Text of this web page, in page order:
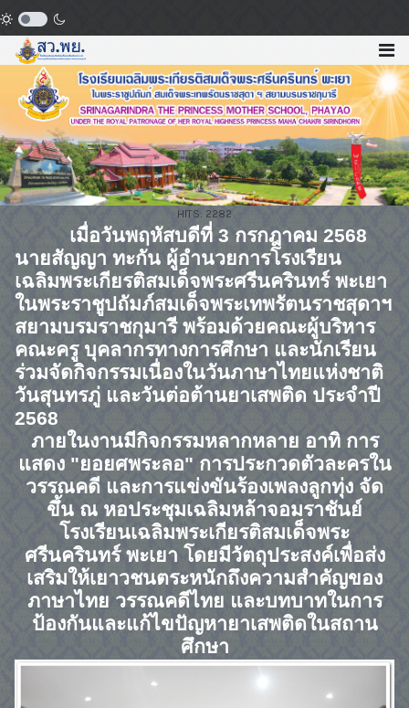
HITS: 2282
เมื่อวันพฤหัสบดีที่ 3 กรกฎาคม 2568
นายสัญญา ทะกัน ผู้อำนวยการโรงเรียน
เฉลิมพระเกียรติสมเด็จพระศรีนครินทร์ พะเยา
ในพระราชูปถัมภ์สมเด็จพระเทพรัตนราชสุดาฯ
สยามบรมราชกุมารี พร้อมด้วยคณะผู้บริหาร
คณะครู บุคลากรทางการศึกษา และนักเรียน
ร่วมจัดกิจกรรมเนื่องในวันภาษาไทยแห่งชาติ
วันสุนทรภู่ และวันต่อต้านยาเสพติด ประจำปี
2568
ภายในงานมีกิจกรรมหลากหลาย อาทิ การ
แสดง "ยอยศพระลอ" การประกวดตัวละครใน
วรรณคดี และการแข่งขันร้องเพลงลูกทุ่ง จัด
ขึ้น ณ หอประชุมเฉลิมหล้าจอมราชันย์
โรงเรียนเฉลิมพระเกียรติสมเด็จพระ
ศรีนครินทร์ พะเยา โดยมีวัตถุประสงค์เพื่อส่ง
เสริมให้เยาวชนตระหนักถึงความสำคัญของ
ภาษาไทย วรรณคดีไทย และบทบาทในการ
ป้องกันและแก้ไขปัญหายาเสพติดในสถาน
ศึกษา